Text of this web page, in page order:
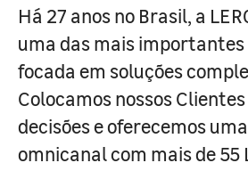
Há 27 anos no Brasil, a
uma das mais importantes
focada em soluções
Colocamos nossos
decisões e oferecemos
omnicanal com mais de 55